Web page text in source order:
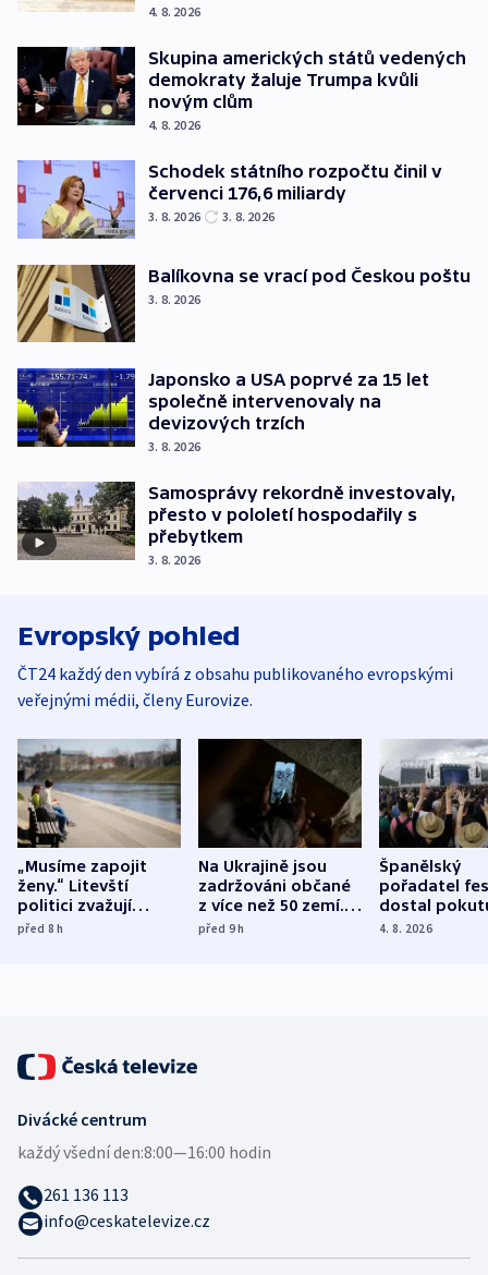
4. 8. 2026
Skupina amerických států vedených
demokraty žaluje Trumpa kvůli
novým clům
4. 8. 2026
Schodek státního rozpočtu činil v
červenci 176,6 miliardy
3. 8. 2026 3. 8. 2026
Balíkovna se vrací pod Českou poštu
3. 8. 2026
Japonsko a USA poprvé za 15 let
společně intervenovaly na
devizových trzích
3. 8. 2026
Samosprávy rekordně investovaly,
přesto v pololetí hospodařily s
přebytkem
3. 8. 2026
Evropský pohled
ČT24 každý den vybírá z obsahu publikovaného evropskými
veřejnými médii, členy Eurovize.
„Musíme zapojit
ženy.“ Litevští
politici zvažují
dohodu o
před 8h
Na Ukrajině jsou
zadržováni občané
z více než 50 zemí.
Bojovali na straně
před 9h
Španělský
pořadatel
dostal
nekalé
4. 8. 2026
Divácké centrum
každý všední den:8:00—16:00 hodin
261 136 113
info@ceskatelevize.cz